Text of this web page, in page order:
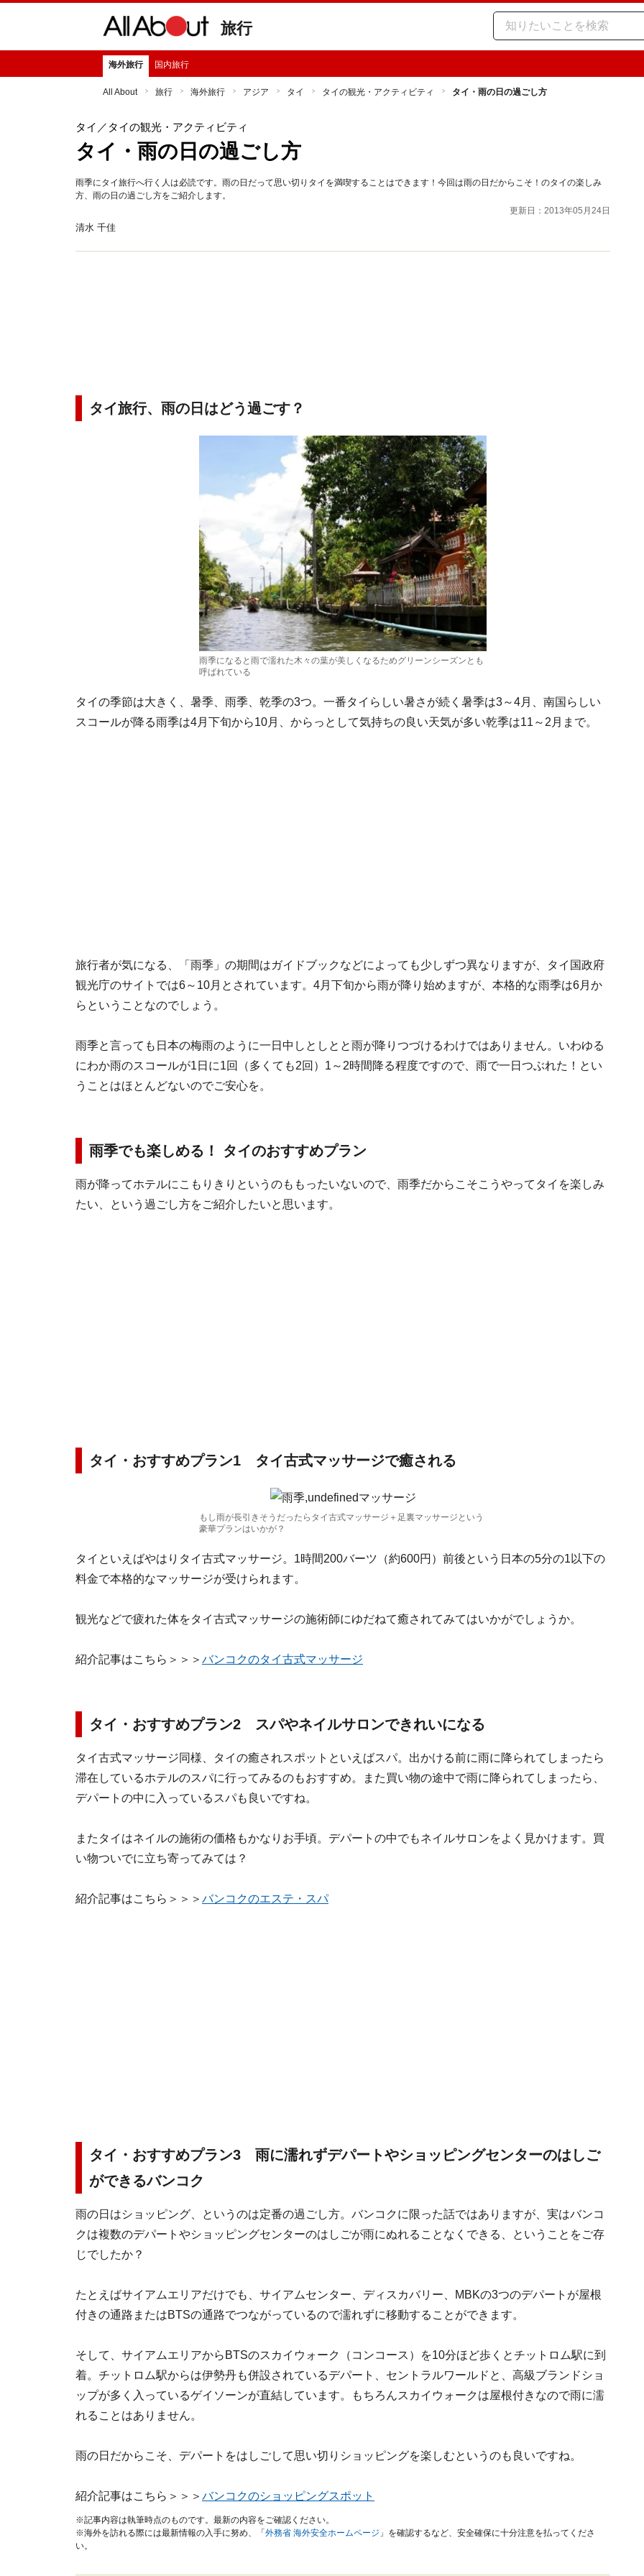
旅行
海外旅行 国内旅行
All About 旅行 海外旅行 アジア タイ タイの観光・アクティビティ タイ・雨の日の過ごし方
タイ ／タイの観光・アクティビティ
タイ・雨の日の過ごし方
雨季にタイ旅行へ行く人は必読です。雨の日だって思い切りタイを満喫することはできます！今回は雨の日だからこそ！のタイの楽しみ
方、雨の日の過ごし方をご紹介します。
更新日：2013年05月24日
清水 千佳
タイ旅行、雨の日はどう過ごす？
雨季になると雨で濡れた木々の葉が美しくなるためグリーンシーズンとも
呼ばれている
タイの季節は大きく、暑季、雨季、乾季の3つ。一番タイらしい暑さが続く暑季は3～4月、南国らしい
スコールが降る雨季は4月下旬から10月、からっとして気持ちの良い天気が多い乾季は11～2月まで。
旅行者が気になる、「雨季」の期間はガイドブックなどによっても少しずつ異なりますが、タイ国政府
観光庁のサイトでは6～10月とされています。4月下旬から雨が降り始めますが、本格的な雨季は6月か
らということなのでしょう。
雨季と言っても日本の梅雨のように一日中しとしとと雨が降りつづけるわけではありません。いわゆる
にわか雨のスコールが1日に1回（多くても2回）1～2時間降る程度ですので、雨で一日つぶれた！とい
うことはほとんどないのでご安心を。
雨季でも楽しめる！ タイのおすすめプラン
雨が降ってホテルにこもりきりというのももったいないので、雨季だからこそこうやってタイを楽しみ
たい、という過ごし方をご紹介したいと思います。
タイ・おすすめプラン1 タイ古式マッサージで癒される
もし雨が長引きそうだったらタイ古式マッサージ＋足裏マッサージという
豪華プランはいかが？
タイといえばやはりタイ古式マッサージ。1時間200バーツ（約600円）前後という日本の5分の1以下の
料金で本格的なマッサージが受けられます。
観光などで疲れた体をタイ古式マッサージの施術師にゆだねて癒されてみてはいかがでしょうか。
紹介記事はこちら＞＞＞ バンコクのタイ古式マッサージ
タイ・おすすめプラン2 スパやネイルサロンできれいになる
タイ古式マッサージ同様、タイの癒されスポットといえばスパ。出かける前に雨に降られてしまったら
滞在しているホテルのスパに行ってみるのもおすすめ。また買い物の途中で雨に降られてしまったら、
デパートの中に入っているスパも良いですね。
またタイはネイルの施術の価格もかなりお手頃。デパートの中でもネイルサロンをよく見かけます。買
い物ついでに立ち寄ってみては？
紹介記事はこちら＞＞＞ バンコクのエステ・スパ
タイ・おすすめプラン3 雨に濡れずデパートやショッピングセンターのはしご
ができるバンコク
雨の日はショッピング、というのは定番の過ごし方。バンコクに限った話ではありますが、実はバンコ
クは複数のデパートやショッピングセンターのはしごが雨にぬれることなくできる、ということをご存
じでしたか？
たとえばサイアムエリアだけでも、サイアムセンター、ディスカバリー、MBKの3つのデパートが屋根
付きの通路またはBTSの通路でつながっているので濡れずに移動することができます。
そして、サイアムエリアからBTSのスカイウォーク（コンコース）を10分ほど歩くとチットロム駅に到
着。チットロム駅からは伊勢丹も併設されているデパート、セントラルワールドと、高級ブランドショ
ップが多く入っているゲイソーンが直結しています。もちろんスカイウォークは屋根付きなので雨に濡
れることはありません。
雨の日だからこそ、デパートをはしごして思い切りショッピングを楽しむというのも良いですね。
紹介記事はこちら＞＞＞ バンコクのショッピングスポット
※記事内容は執筆時点のものです。最新の内容をご確認ください。
※海外を訪れる際には最新情報の入手に努め、「 外務省 海外安全ホームページ 」を確認するなど、安全確保に十分注意を払ってくださ
い。